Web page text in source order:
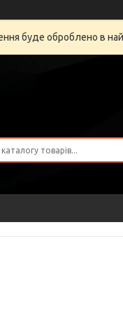
буде оброблено в